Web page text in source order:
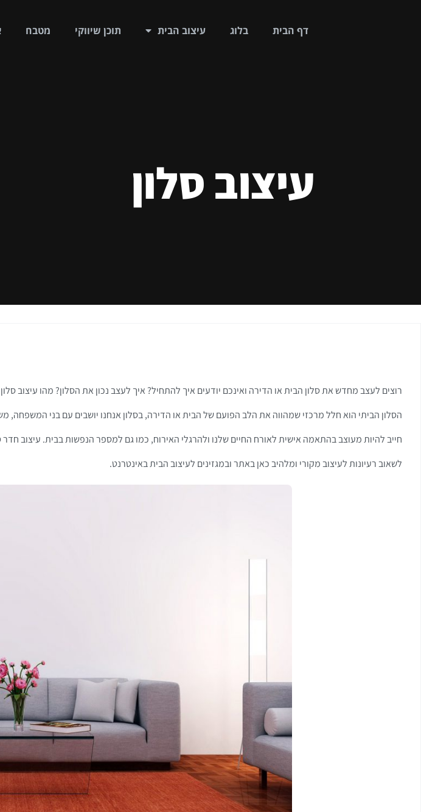
דף הבית בלוג עיצוב הבית תוכן שיווקי מטבח
עיצוב סלון
רוצים לעצב מחדש את סלון הבית או הדירה ואינכם יודעים איך להתחיל? איך לעצב נכון את הסלון? מהו עיצוב
הסלון הביתי הוא חלל מרכזי שמהווה את הלב הפועם של הבית או הדירה, בסלון אנחנו יושבים עם בני המשפחה,
חייב להיות מעוצב בהתאמה אישית לאורח החיים שלנו ולהרגלי האירוח, כמו גם למספר הנפשות בבית. עיצוב
לשאוב רעיונות לעיצוב מקורי ומלהיב כאן באתר ובמגזינים לעיצוב הבית באינטרנט.